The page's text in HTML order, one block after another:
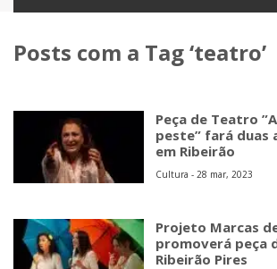
Posts com a Tag ‘teatro’
Peça de Teatro
peste” fará duas
em Ribeirão
Cultura - 28 mar, 2023
Projeto Marcas
promoverá peça
Ribeirão Pires